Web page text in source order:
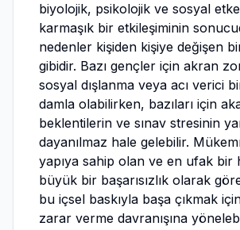
biyolojik, psikolojik ve sosyal
karmaşık bir etkileşiminin
nedenler kişiden kişiye değişen
gibidir. Bazı gençler için akran
sosyal dışlanma veya acı verici
damla olabilirken, bazıları için
beklentilerin ve sınav stresinin
dayanılmaz hale gelebilir.
yapıya sahip olan ve en ufak bir
büyük bir başarısızlık olarak
bu içsel baskıyla başa çıkmak
zarar verme davranışına